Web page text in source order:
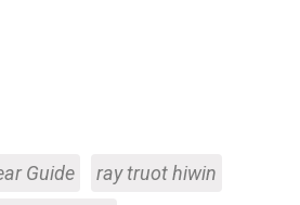
Guide
ray truot hiwin